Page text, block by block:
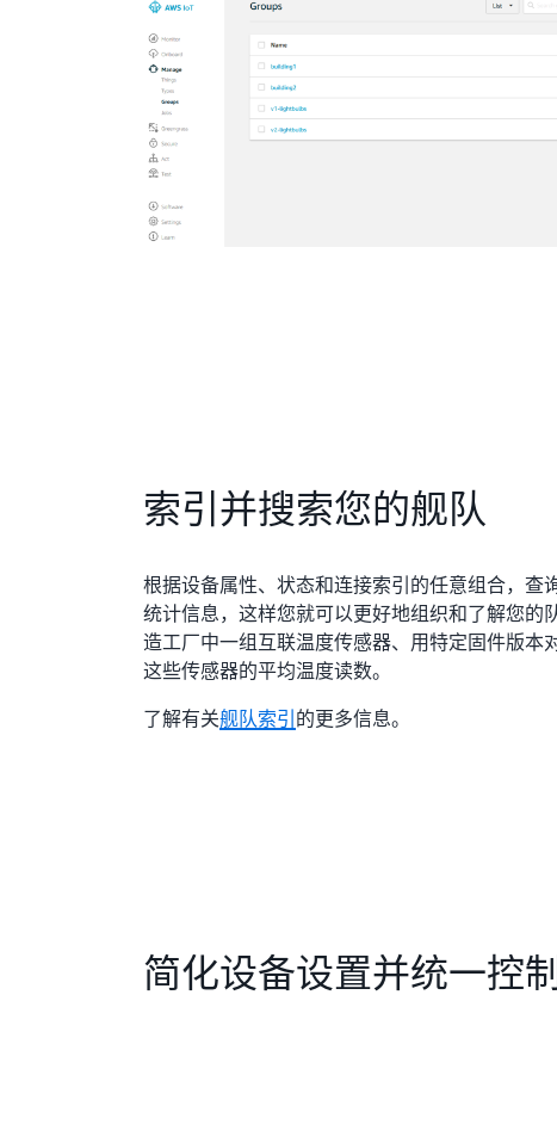
索引并搜索您的舰队
根据设备属性、状态和连接索引的任意组合，查
统计信息，这样您就可以更好地组织和了解您的
造工厂中一组互联温度传感器、用特定固件版本
这些传感器的平均温度读数。
了解有关舰队索引的更多信息。
简化设备设置并统一控制